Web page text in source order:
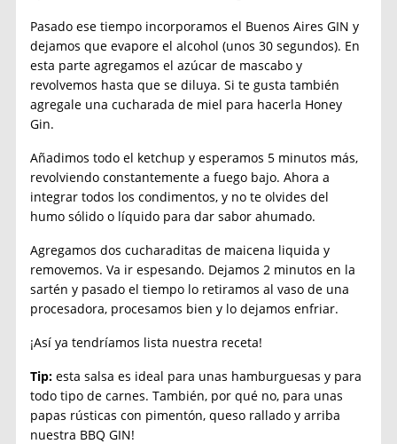
Pasado ese tiempo incorporamos el Buenos Aires GIN y
dejamos que evapore el alcohol (unos 30 segundos). En
esta parte agregamos el azúcar de mascabo y
revolvemos hasta que se diluya. Si te gusta también
agregale una cucharada de miel para hacerla Honey
Gin.
Añadimos todo el ketchup y esperamos 5 minutos más,
revolviendo constantemente a fuego bajo. Ahora a
integrar todos los condimentos, y no te olvides del
humo sólido o líquido para dar sabor ahumado.
Agregamos dos cucharaditas de maicena liquida y
removemos. Va ir espesando. Dejamos 2 minutos en la
sartén y pasado el tiempo lo retiramos al vaso de una
procesadora, procesamos bien y lo dejamos enfriar.
¡Así ya tendríamos lista nuestra receta!
Tip: esta salsa es ideal para unas hamburguesas y para
todo tipo de carnes. También, por qué no, para unas
papas rústicas con pimentón, queso rallado y arriba
nuestra BBQ GIN!